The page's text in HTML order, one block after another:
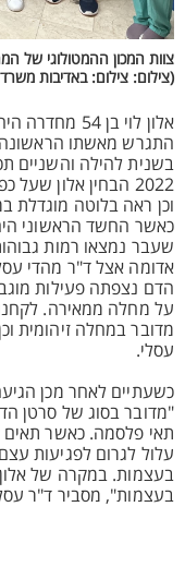
צוות המכון ההמטולוגי של
(צילום: צילום: באדיבות
אלון לוי בן
בשנית להילה והשניים
2022 הבחין אלון
וכן ראה בלוטה מוגדלת
כאשר החשד הראשוני
שעבר נמצאו רמות
אדומה אצל ד"ר מהדי
הדם נצפתה פעילות
על מחלה ממאירה.
מדובר במחלה זיהומית
עסלי.
כשעתיים לאחר מכן
"מדובר בסוג של סרטן
תאי פלסמה. כאשר
עלול לגרום לפגיעות
בעצמות. במקרה של
בעצמות", מסביר ד"ר